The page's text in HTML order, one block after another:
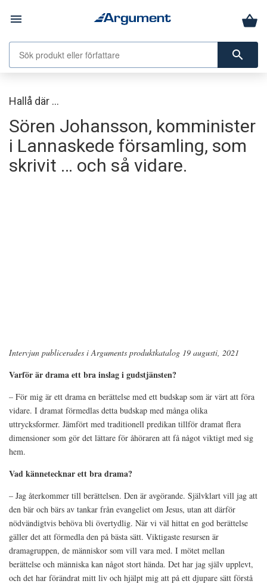
menu
search
Hallå där …
Sören Johansson, komminister
i Lannaskede församling, som
skrivit … och så vidare.
Intervjun publicerades i Arguments produktkatalog 19 augusti, 2021
Varför är drama ett bra inslag i gudstjänsten?
– För mig är ett drama en berättelse med ett budskap som är värt att föra
vidare. I dramat förmedlas detta budskap med många olika
uttrycksformer. Jämfört med traditionell predikan tillför dramat flera
dimensioner som gör det lättare för åhöraren att få något viktigt med sig
hem.
Vad kännetecknar ett bra drama?
– Jag återkommer till berättelsen. Den är avgörande. Självklart vill jag att
den bär och bärs av tankar från evangeliet om Jesus, utan att därför
nödvändigtvis behöva bli övertydlig. När vi väl hittat en god berättelse
gäller det att förmedla den på bästa sätt. Viktigaste resursen är
dramagruppen, de människor som vill vara med. I mötet mellan
berättelse och människa kan något stort hända. Det har jag själv upplevt,
och det har förändrat mitt liv och hjälpt mig att på ett djupare sätt förstå